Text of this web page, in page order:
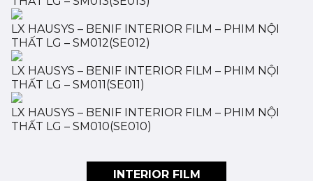
LX HAUSYS – BENIF INTERIOR FILM – PHIM NỘI
THẤT LG – SM012(SE012)
LX HAUSYS – BENIF INTERIOR FILM – PHIM NỘI
THẤT LG – SM011(SE011)
LX HAUSYS – BENIF INTERIOR FILM – PHIM NỘI
THẤT LG – SM010(SE010)
INTERIOR FILM